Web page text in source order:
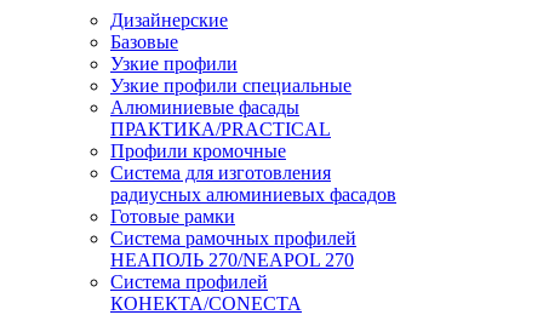
Дизайнерские
Базовые
Узкие профили
Узкие профили специальные
Алюминиевые фасады
ПРАКТИКА/PRACTICAL
Профили кромочные
Система для изготовления
радиусных алюминиевых фасадов
Готовые рамки
Система рамочных профилей
НЕАПОЛЬ 270/NEAPOL 270
Система профилей
КОНЕКТА/CONECTA